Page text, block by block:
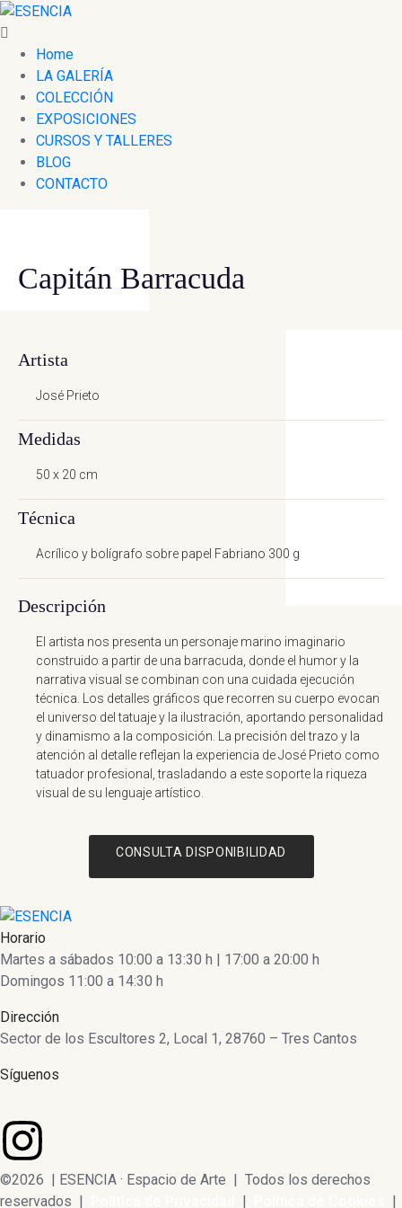
Home
LA GALERÍA
COLECCIÓN
EXPOSICIONES
CURSOS Y TALLERES
BLOG
CONTACTO
Capitán Barracuda
Artista
José Prieto
Medidas
50 x 20 cm
Técnica
Acrílico y bolígrafo sobre papel Fabriano 300 g
Descripción
El artista nos presenta un personaje marino imaginario
construido a partir de una barracuda, donde el humor y la
narrativa visual se combinan con una cuidada ejecución
técnica. Los detalles gráficos que recorren su cuerpo evocan
el universo del tatuaje y la ilustración, aportando personalidad
y dinamismo a la composición. La precisión del trazo y la
atención al detalle reflejan la experiencia de José Prieto como
tatuador profesional, trasladando a este soporte la riqueza
visual de su lenguaje artístico.
CONSULTA DISPONIBILIDAD
Horario
Martes a sábados 10:00 a 13:30 h | 17:00 a 20:00 h
Domingos 11:00 a 14:30 h
Dirección
Sector de los Escultores 2, Local 1, 28760 – Tres Cantos
Síguenos
©2026 | ESENCIA · Espacio de Arte | Todos los derechos
reservados |
| |
Capitán Barracuda
José Prieto
Enviar consulta
Al facilitar tus datos, aceptas nuestraPolítica de
privacidad